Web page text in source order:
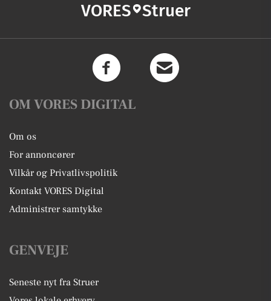
VORES Struer
OM VORES DIGITAL
Om os
For annoncører
Vilkår og Privatlivspolitik
Kontakt VORES Digital
Administrer samtykke
GENVEJE
Seneste nyt fra Struer